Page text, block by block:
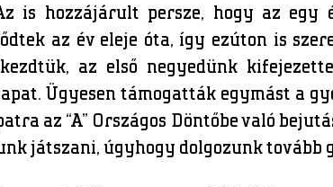
is hozzájárult persze, hogy az egy
az év eleje óta, így ezúton is
kezdtük, az első negyedünk
Ügyesen támogatták egymást a
az “A” Országos Döntőbe való
játszani, úgyhogy dolgozunk